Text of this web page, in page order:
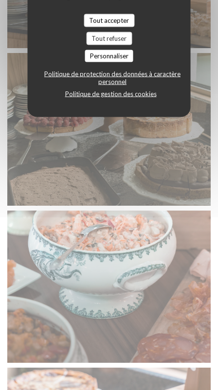
Tout accepter
Tout refuser
Personnaliser
Politique de protection des données à caractère
personnel
Politique de gestion des cookies